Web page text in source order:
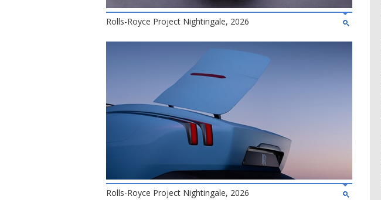
Rolls-Royce Project Nightingale, 2026
Rolls-Royce Project Nightingale, 2026